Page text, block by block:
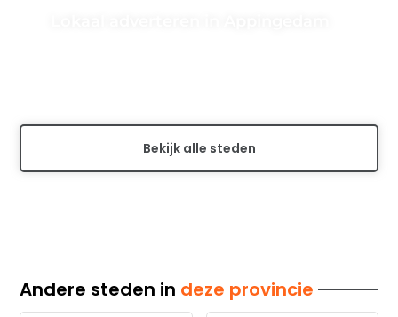
Bekijk alle steden
Andere steden in deze provincie